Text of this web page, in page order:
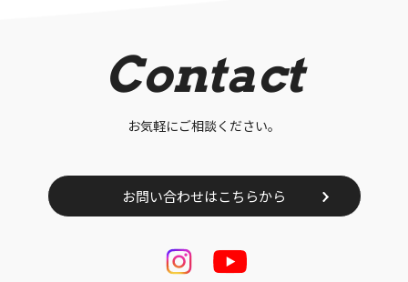
Contact
お気軽にご相談ください。
お問い合わせはこちらから